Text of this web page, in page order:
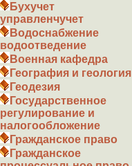
Бухучет
управленчучет
Водоснабжение
водоотведение
Военная кафедра
География и геология
Геодезия
Государственное
регулирование и
налогообложение
Гражданское право
Гражданское